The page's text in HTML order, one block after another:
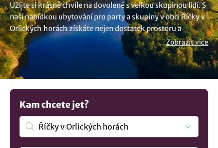
Užijte si krásné chvíle na dovolené s velkou skupinou lidí. S
naší nabídkou ubytování pro party a skupiny v obci Říčky v
Orlických horách získáte nejen dostatek prostoru a
komfortu, ale také možnost pořádání společenských akcí.
Koukněte se na tato ubytování, která pohodlně ubytují
skupiny o velikosti 10, 15, 20, 25, 30, 45, 50, 60, 70 osob
a více. Nabízená zařízení splní vaše nároky a představy. Pro
výpis všech možností koukněte naubytování v lokalitě
Říčky v Orlických horách
Zobrazit více
Kam chcete jet?